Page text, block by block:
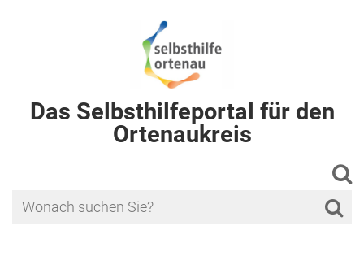
Das Selbsthilfeportal für den
Ortenaukreis